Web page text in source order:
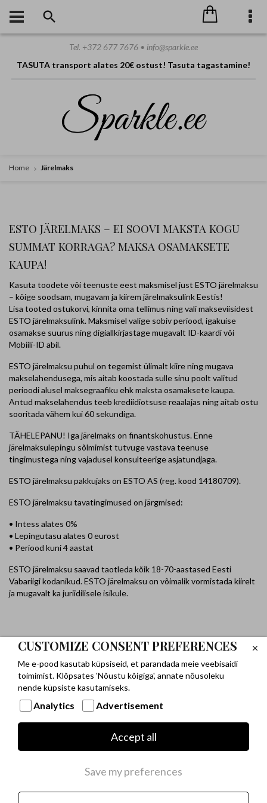
CUSTOMIZE CONSENT PREFERENCES
Me e-pood kasutab küpsiseid, et parandada meie veebisaidi
toimimist. Klõpsates 'Nõustu kõigiga', annate nõusoleku
nende küpsiste kasutamiseks.
Analytics Advertisement
Accept all
Save my preferences
TASUTA transport alates 20€ ostust! Tasuta tagastamine!
Tel. +372 677 7676 • info@sparkle.ee
Home Järelmaks
ESTO JÄRELMAKS – EI SOOVI MAKSTA KOGU
SUMMAT KORRAGA? MAKSA OSAMAKSETE
KAUPA!
Kasuta toodete või teenuste eest maksmisel just ESTO järelmaksu
– kõige soodsam, mugavam ja kiirem järelmaksulink Eestis!
Lisa tooted ostukorvi, kinnita oma tellimus ning vali makseviisidest
ESTO järelmaksulink. Maksmisel valige sobiv periood, igakuise
osamakse suurus ning digiallkirjastage mugavalt ID-kaardi või
Mobiili-ID abil.
ESTO järelmaksu puhul on tegemist ülimalt kiire ning mugava
makselahendusega, mis aitab koostada sulle sinu poolt valitud
perioodi alusel maksegraafiku ehk maksta osamaksete kaupa.
Antud makselahendus teeb krediidiotsuse reaalajas ning aitab ostu
sooritada vähem kui 60 sekundiga.
TÄHELEPANU! Iga järelmaks on finantskohustus. Enne
järelmaksulepingu sõlmimist tutvuge vastava teenuse
tingimustega ning vajadusel konsulteerige asjatundjaga.
ESTO järelmaksu pakkujaks on ESTO AS (reg. kood 14180709).
ESTO järelmaksu tavatingimused on järgmised:
• Intess alates 0%
• Lepingutasu alates 0 eurost
• Periood kuni 4 aastat
ESTO järelmaksu saavad taotleda kõik 18-70-aastased Eesti
Vabariigi kodanikud. ESTO järelmaksu on võimalik vormistada kiirelt
ja mugavalt ka juriidilisele isikule.
palume laenutoodete tarbimise vajadus hoolikalt läbi mõelda.
Näiteks 1500-eurose laenusumma puhul 12 kuuks fikseeritud
intressiga 14.90% aastas ja lepingutasuga 14.90 eurot on krediidi